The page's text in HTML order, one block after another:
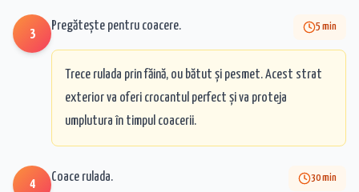
3
Pregătește pentru coacere. 5 min
Trece rulada prin făină, ou bătut și pesmet. Acest strat
exterior va oferi crocantul perfect și va proteja
umplutura în timpul coacerii.
4
Coace rulada. 30min